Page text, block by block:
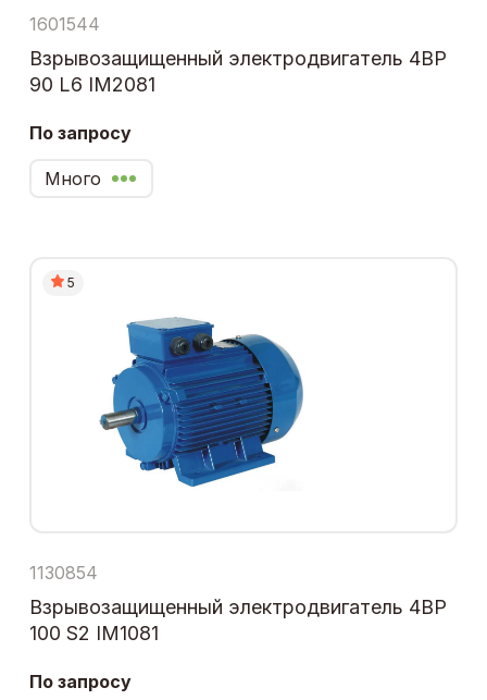
1601544
Взрывозащищенный электродвигатель 4ВР
90 L6 IM2081
По запросу
Много
5
1130854
Взрывозащищенный электродвигатель 4ВР
100 S2 IM1081
По запросу